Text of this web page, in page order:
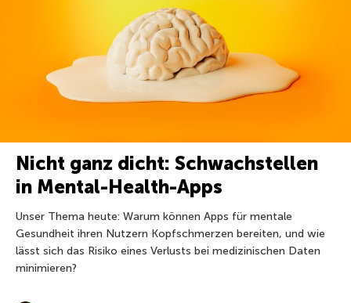
Nicht ganz dicht: Schwachstellen
in Mental-Health-Apps
Unser Thema heute: Warum können Apps für mentale
Gesundheit ihren Nutzern Kopfschmerzen bereiten, und wie
lässt sich das Risiko eines Verlusts bei medizinischen Daten
minimieren?